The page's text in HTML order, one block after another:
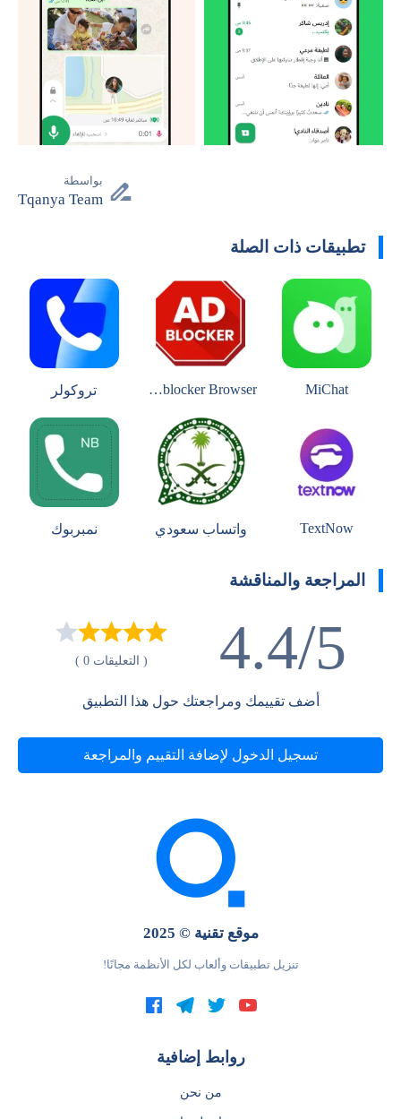
بواسطة
Tqanya Team
تطبيقات ذات الصلة
MiChat
Free Adblocker Browser تروكولر
TextNow واتساب سعودي نمبربوك
المراجعة والمناقشة
4.4/5 ( التعليقات 0 )
أضف تقييمك ومراجعتك حول هذا التطبيق
تسجيل الدخول لإضافة التقييم والمراجعة
موقع تقنية © 2025
تنزيل تطبيقات وألعاب لكل الأنظمة مجانًا!
روابط إضافية
من نحن